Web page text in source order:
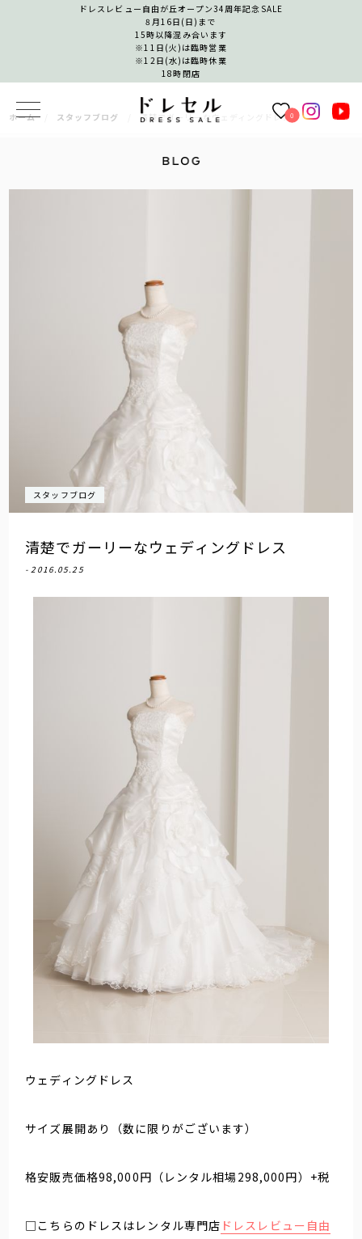
ドレスレビュー自由が丘オープン34周年記念SALE
8月16日(日)まで
15時以降混み合います
※11日(火)は臨時営業
※12日(水)は臨時休業
18時閉店
0
ホーム スタッフブログ 清楚でガーリーなウェディングドレス
スタッフブログ
清楚でガーリーなウェディングドレス
- 2016.05.25
ウェディングドレス
サイズ展開あり（数に限りがございます）
格安販売価格98,000円（レンタル相場298,000円）+税
□こちらのドレスはレンタル専門店 ドレスレビュー自由